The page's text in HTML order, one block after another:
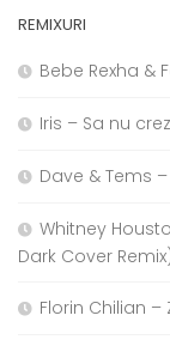
REMIXURI
Bebe Rexha &
Iris – Sa nu
Dave & Tems
Whitney
Dark Cover
Florin Chilian